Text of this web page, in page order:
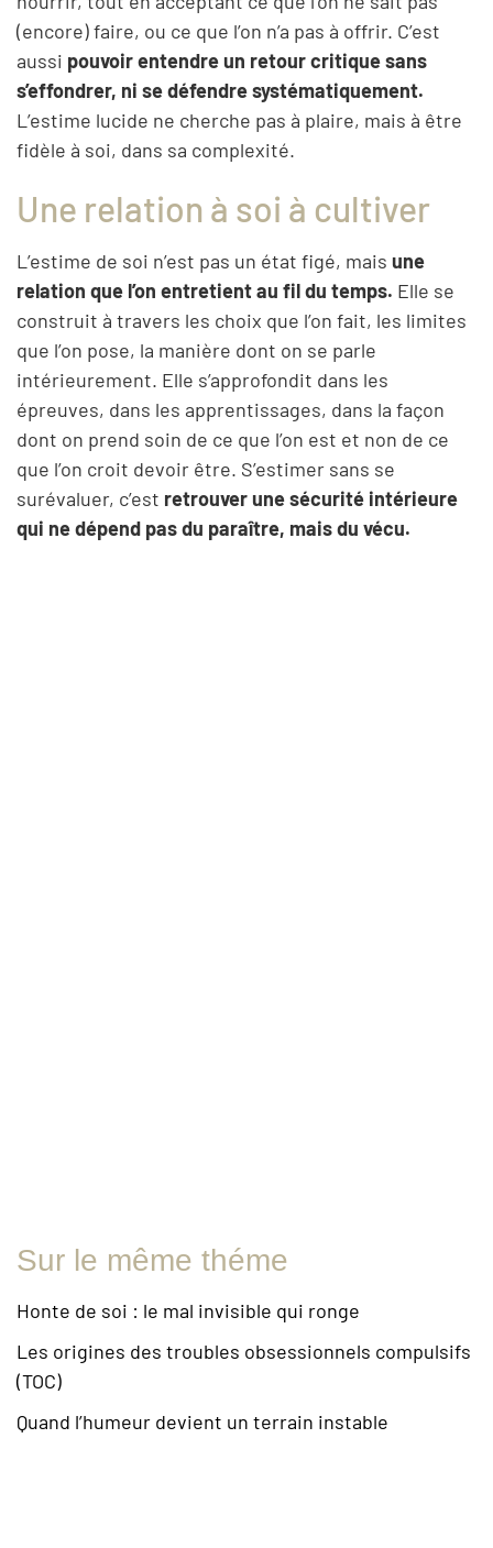
(encore) faire, ou ce que l’on n’a pas à offrir. C’est
aussi pouvoir entendre un retour critique sans
s’effondrer, ni se défendre systématiquement.
L’estime lucide ne cherche pas à plaire, mais à être
fidèle à soi, dans sa complexité.
Une relation à soi à cultiver
L’estime de soi n’est pas un état figé, mais une
relation que l’on entretient au fil du temps. Elle se
construit à travers les choix que l’on fait, les limites
que l’on pose, la manière dont on se parle
intérieurement. Elle s’approfondit dans les
épreuves, dans les apprentissages, dans la façon
dont on prend soin de ce que l’on est et non de ce
que l’on croit devoir être. S’estimer sans se
surévaluer, c’est retrouver une sécurité intérieure
qui ne dépend pas du paraître, mais du vécu.
Sur le même théme
Honte de soi : le mal invisible qui ronge
Les origines des troubles obsessionnels compulsifs
(TOC)
Quand l’humeur devient un terrain instable